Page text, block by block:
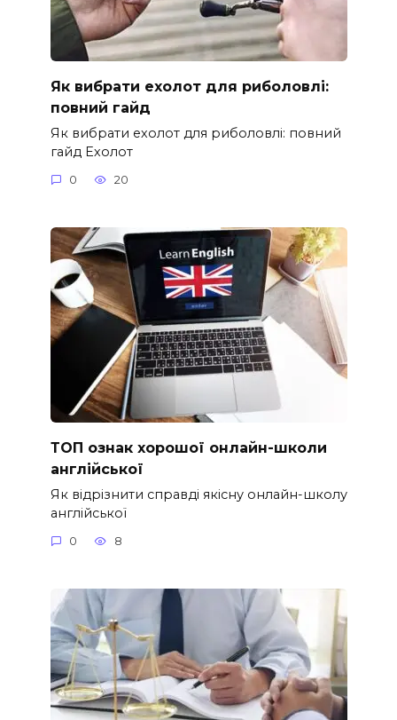
Як вибрати ехолот для риболовлі:
повний гайд
Як вибрати ехолот для риболовлі: повний
гайд Ехолот
0 20
ТОП ознак хорошої онлайн-школи
англійської
Як відрізнити справді якісну онлайн-школу
англійської
0 8